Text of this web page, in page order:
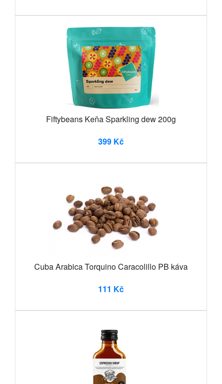
Fiftybeans Keňa Sparkling dew 200g
399 Kč
Cuba Arabica Torquino Caracolillo PB káva
111 Kč